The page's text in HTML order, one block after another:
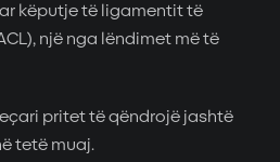
këputje të ligamentit të
një nga lëndimet më të
pritet të qëndrojë jashtë
tetë muaj.